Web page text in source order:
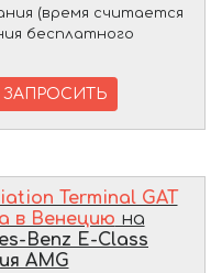
(время считается
бесплатного
ЗАПРОСИТЬ
Terminal GAT
в Венецию на
Benz E-Class
AMG